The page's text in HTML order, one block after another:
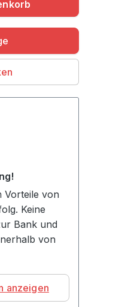
Vorteile von
Keine
Bank und
von
anzeigen